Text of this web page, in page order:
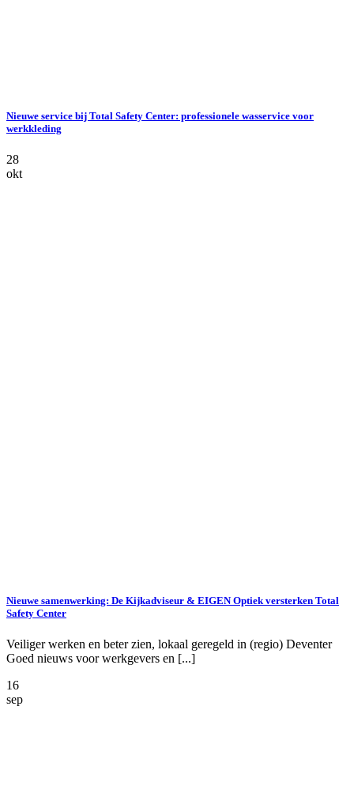
Nieuwe service bij Total Safety Center: professionele wasservice voor
werkkleding
28
okt
Nieuwe samenwerking: De Kijkadviseur & EIGEN Optiek versterken Total
Safety Center
Veiliger werken en beter zien, lokaal geregeld in (regio) Deventer
Goed nieuws voor werkgevers en [...]
16
sep